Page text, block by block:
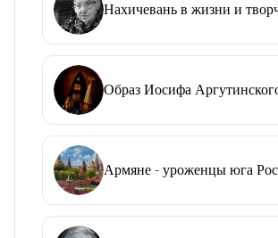
Нахичевань в жизни и
Образ Иосифа
Армяне - уроженцы юга